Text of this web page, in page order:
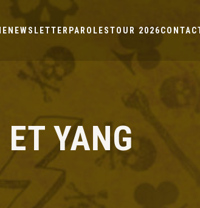
NEWSLETTER PAROLESTOUR 2026
YANG